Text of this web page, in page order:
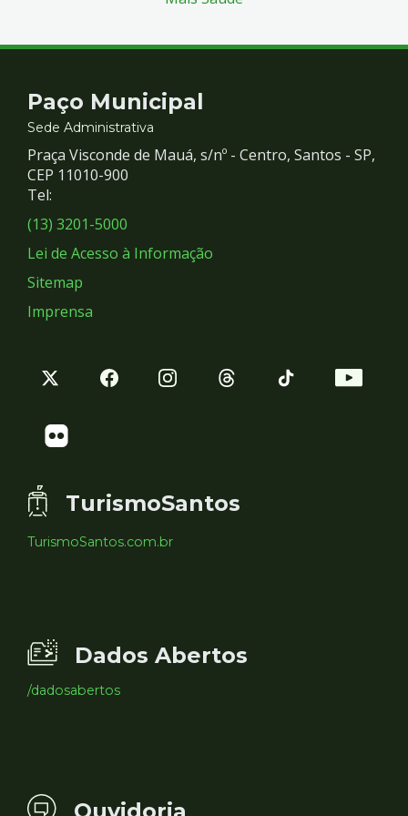
Contato
e
Redes
Sociais
Paço Municipal
Sede Administrativa
Praça Visconde de Mauá, s/nº - Centro, Santos - SP,
CEP 11010-900
Tel:
(13) 3201-5000
Lei de Acesso à Informação
Sitemap
Imprensa
TurismoSantos
TurismoSantos.com.br
Dados Abertos
/dadosabertos